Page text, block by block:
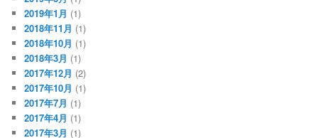
2019年1月 (1)
2018年11月 (1)
2018年10月 (1)
2018年3月 (1)
2017年12月 (2)
2017年10月 (1)
2017年7月 (1)
2017年4月 (1)
2017年3月 (1)